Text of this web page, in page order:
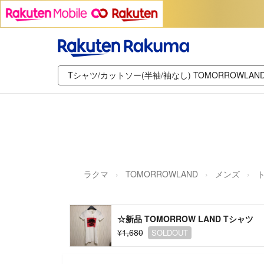
ラクマ TOMORROWLAND メンズ
☆新品 TOMORROW LAND Tシャツ
¥1,680
SOLDOUT